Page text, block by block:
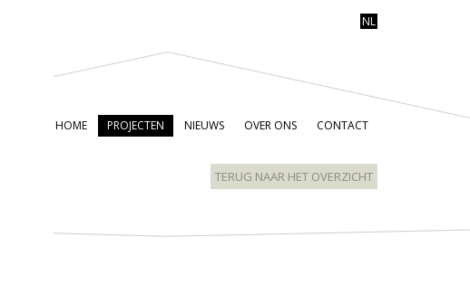
NL
HOME PROJECTEN NIEUWS OVER ONS CONTACT
TERUG NAAR HET OVERZICHT